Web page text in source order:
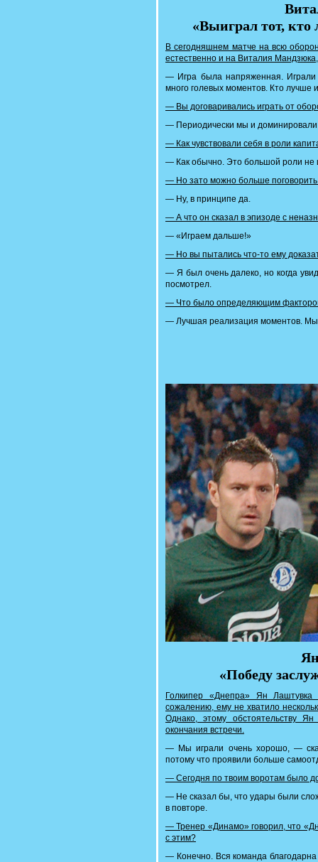
«Выиграл тот,
В сегодняшнем матче на всю
естественно и на Виталия
— Игра была напряженная. Играли
много голевых моментов. Кто лучше
— Вы договаривались играть от
— Периодически мы и доминировали,
— Как чувствовали себя в роли
— Как обычно. Это большой роли не
— Но зато можно больше
— Ну, в принципе да.
— А что он сказал в эпизоде с
— «Играем дальше!»
— Но вы пытались что-то ему
— Я был очень далеко, но когда
посмотрел.
— Что было определяющим
— Лучшая реализация моментов. Мы
«Победу
Голкипер «Днепра» Ян
сожалению, ему не хватило
Однако, этому обстоятельству
окончания встречи.
— Мы играли очень хорошо, —
потому что проявили больше
— Сегодня по твоим воротам было
— Не сказал бы, что удары были
в повторе.
— Тренер «Динамо» говорил, что
с этим?
— Конечно. Вся команда